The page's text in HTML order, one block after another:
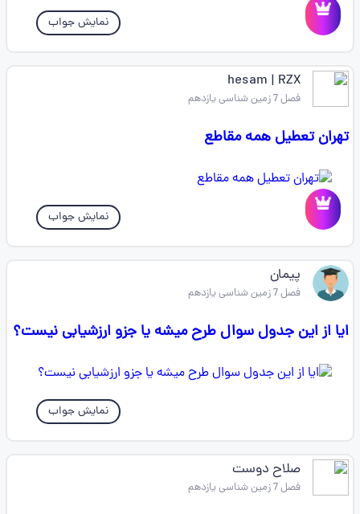
نمایش جواب
hesam | RZX
فصل 7 زمین شناسی یازدهم
تهران تعطیل همه مقاطع
نمایش جواب
پیمان
فصل 7 زمین شناسی یازدهم
ایا از این جدول سوال طرح میشه یا جزو ارزشیابی نیست؟
نمایش جواب
صلاح دوست
فصل 7 زمین شناسی یازدهم